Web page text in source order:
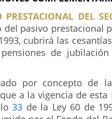
DEL
del pasivo prestacional
cubrirá las
de
por concepto de
a la vigencia de esta
33 de la Ley 60 de